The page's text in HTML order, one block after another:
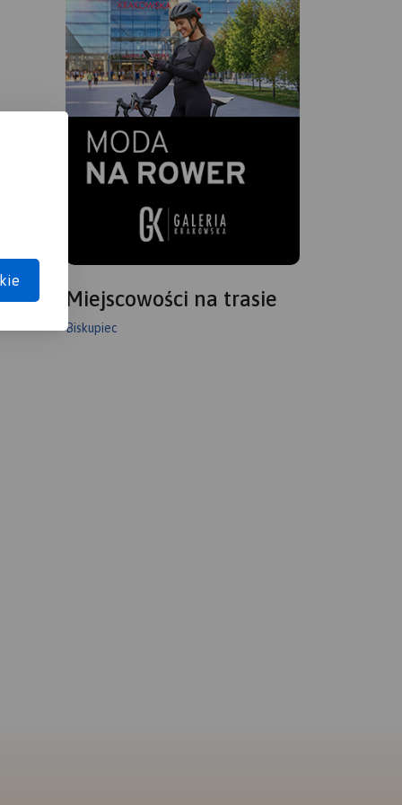
Miejscowości na trasie
Biskupiec